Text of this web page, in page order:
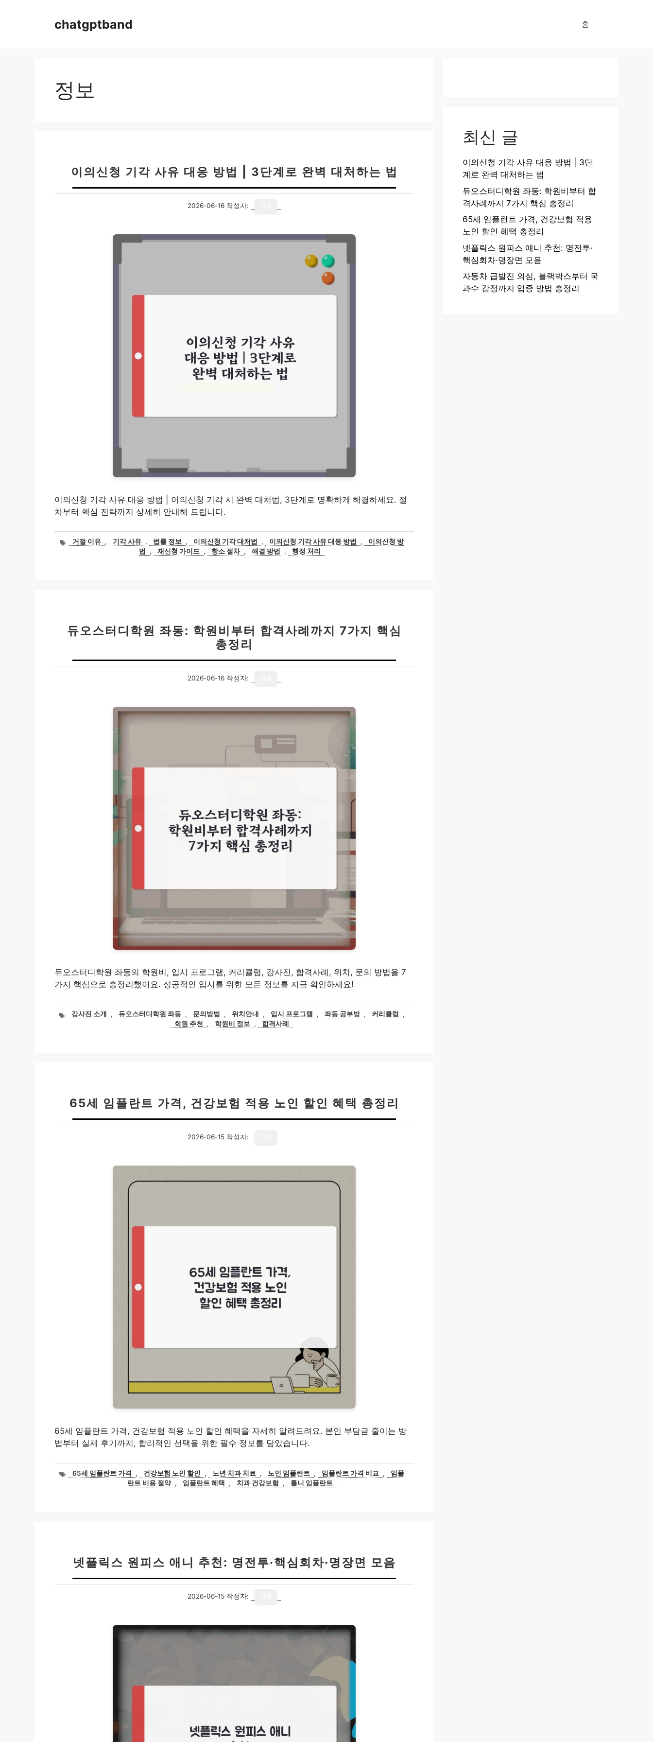
chatgptband 홈
정보
이의신청 기각 사유 대응 방법 | 3단계로 완벽 대처하는 법
2026-06-16 작성자:
이의신청 기각 사유 대응 방법 | 이의신청 기각 시 완벽 대처법, 3단계로 명확하게 해결하세요. 절
차부터 핵심 전략까지 상세히 안내해 드립니다.
태거절 이유 , 기각 사유 , 법률 정보 , 이의신청 기각 대처법 , 이의신청 기각 사유 대응 방법 ,
이의신청 방
법
, 재신청 가이드 , 항소 절차 , 해결 방법 , 행정 처리
듀오스터디학원 좌동: 학원비부터 합격사례까지 7가지 핵심
총정리
2026-06-16 작성자:
듀오스터디학원 좌동의 학원비, 입시 프로그램, 커리큘럼, 강사진, 합격사례, 위치, 문의 방법을 7
가지 핵심으로 총정리했어요. 성공적인 입시를 위한 모든 정보를 지금 확인하세요!
태강사진 소개 , 듀오스터디학원 좌동 , 문의방법 , 위치안내 , 입시 프로그램 , 좌동 공부방 , 커리큘럼
,
학원 추천
, 학원비 정보 , 합격사례
65세 임플란트 가격, 건강보험 적용 노인 할인 혜택 총정리
2026-06-15 작성자:
65세 임플란트 가격, 건강보험 적용 노인 할인 혜택을 자세히 알려드려요. 본인 부담금 줄이는 방
법부터 실제 후기까지, 합리적인 선택을 위한 필수 정보를 담았습니다.
태65세 임플란트 가격 , 건강보험 노인 할인 , 노년 치과 치료 , 노인 임플란트 , 임플란트 가격 비교 ,
임플
란트 비용 절약 , 임플란트 혜택 , 치과 건강보험 , 틀니 임플란트
넷플릭스 원피스 애니 추천: 명전투·핵심회차·명장면 모음
2026-06-15 작성자:
최신 글
이의신청 기각 사유 대응 방법 | 3단
계로 완벽 대처하는 법
듀오스터디학원 좌동: 학원비부터 합
격사례까지 7가지 핵심 총정리
65세 임플란트 가격, 건강보험 적용
노인 할인 혜택 총정리
넷플릭스 원피스 애니 추천: 명전투·
핵심회차·명장면 모음
자동차 급발진 의심, 블랙박스부터 국
과수 감정까지 입증 방법 총정리